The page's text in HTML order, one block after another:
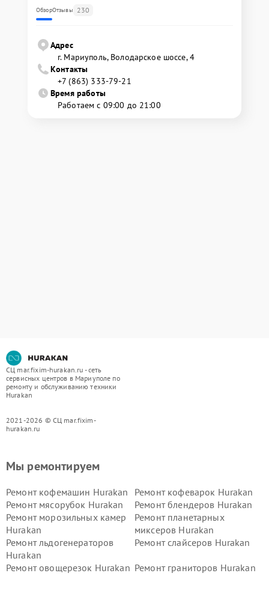
ОбзорОтзывы 230
Адрес
г. Мариуполь, Володарское шоссе, 4
Контакты
+7 (863) 333-79-21
Время работы
Работаем с 09:00 до 21:00
СЦ mar.fixim-hurakan.ru - сеть
сервисных центров в Мариуполе по
ремонту и обслуживанию техники
Hurakan
2021-2026 © СЦ mar.fixim-
hurakan.ru
Мы ремонтируем
Ремонт кофемашин Hurakan
Ремонт кофеварок Hurakan
Ремонт мясорубок Hurakan
Ремонт блендеров Hurakan
Ремонт морозильных камер
Hurakan
Ремонт планетарных
миксеров Hurakan
Ремонт льдогенераторов
Hurakan
Ремонт слайсеров Hurakan
Ремонт овощерезок Hurakan Ремонт граниторов Hurakan